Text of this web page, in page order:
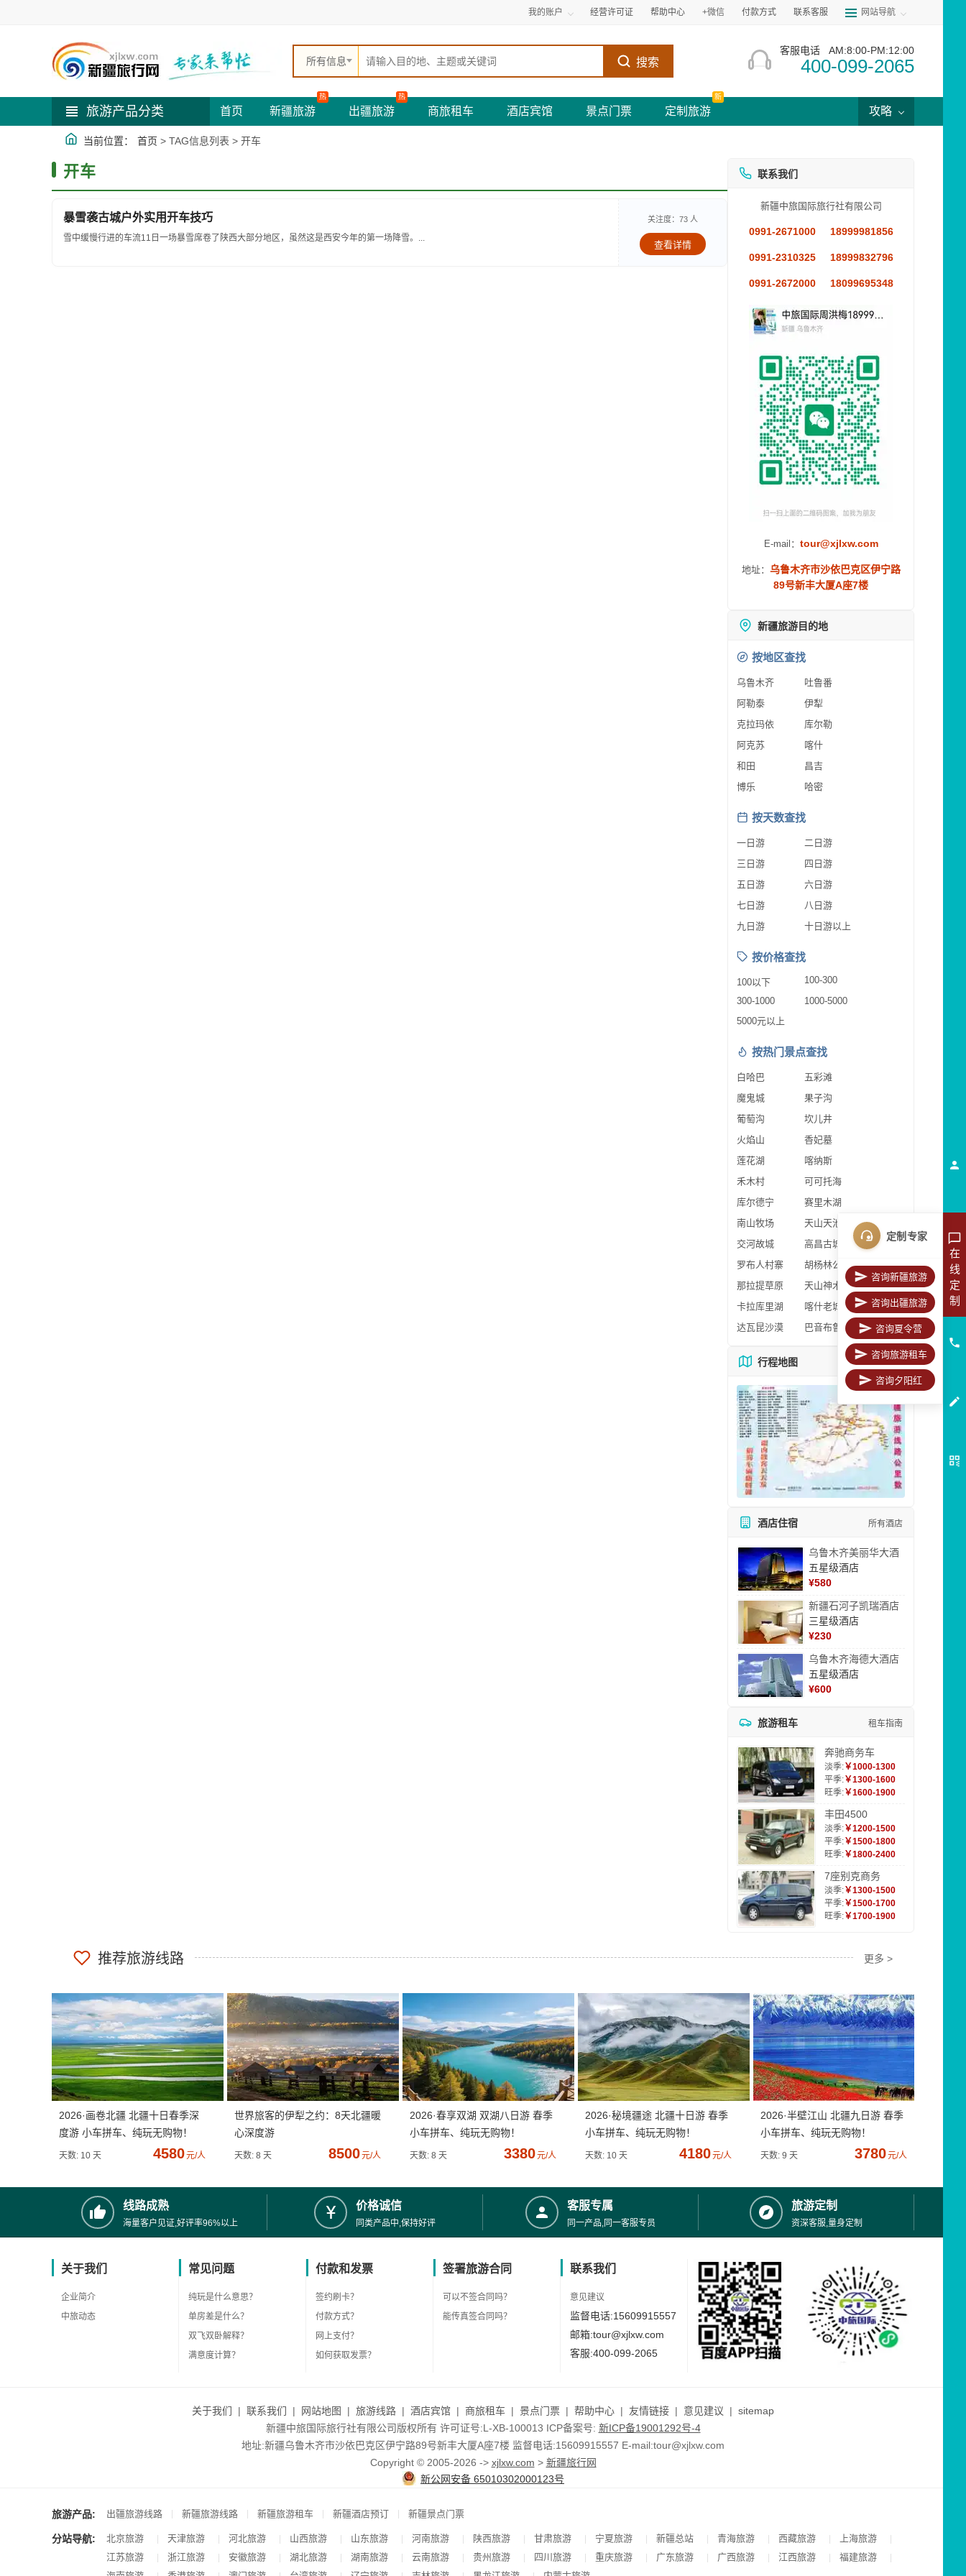
我的账户 经营许可证 帮助中心 +微信 付款方式 联系客服 网站导航
所有信息 搜索
客服电话 AM:8:00-PM:12:00
400-099-2065
旅游产品分类 首页 新疆旅游
热
出疆旅游
热
商旅租车 酒店宾馆 景点门票 定制旅游
新
攻略
当前位置： 首页 > TAG信息列表 > 开车
开车
暴雪袭古城户外实用开车技巧
雪中缓慢行进的车流11日一场暴雪席卷了陕西大部分地区，虽然这是西安今年的第一场降雪。...
关注度：73 人
查看详情
联系我们
新疆中旅国际旅行社有限公司
0991-2671000 18999981856
0991-2310325 18999832796
0991-2672000 18099695348
E-mail： tour@xjlxw.com
地址： 乌鲁木齐市沙依巴克区伊宁路
89号新丰大厦A座7楼
新疆旅游目的地
按地区查找
乌鲁木齐
吐鲁番
阿勒泰
伊犁
克拉玛依
库尔勒
阿克苏
喀什
和田
昌吉
博乐
哈密
按天数查找
一日游
二日游
三日游
四日游
五日游
六日游
七日游
八日游
九日游
十日游以上
按价格查找
100以下
100-300
300-1000
1000-5000
5000元以上
按热门景点查找
白哈巴
五彩滩
魔鬼城
果子沟
葡萄沟
坎儿井
火焰山
香妃墓
莲花湖
喀纳斯
禾木村
可可托海
库尔德宁
赛里木湖
南山牧场
天山天池
交河故城
高昌古城
罗布人村寨
胡杨林公园
那拉提草原
天山神木园
卡拉库里湖
喀什老城区
达瓦昆沙漠
巴音布鲁克
行程地图 更多地图
酒店住宿 所有酒店
乌鲁木齐美丽华大酒
五星级酒店
¥580
新疆石河子凯瑞酒店
三星级酒店
¥230
乌鲁木齐海德大酒店
五星级酒店
¥600
旅游租车 租车指南
奔驰商务车
淡季:￥1000-1300
平季:￥1300-1600
旺季:￥1600-1900
丰田4500
淡季:￥1200-1500
平季:￥1500-1800
旺季:￥1800-2400
7座别克商务
淡季:￥1300-1500
平季:￥1500-1700
旺季:￥1700-1900
推荐旅游线路 更多 >
2026·画卷北疆 北疆十日春季深
度游 小车拼车、纯玩无购物！
天数: 10 天 4580元/人
世界旅客的伊犁之约：8天北疆暖
心深度游
天数: 8 天 8500元/人
2026·春享双湖 双湖八日游 春季
小车拼车、纯玩无购物！
天数: 8 天 3380元/人
2026·秘境疆途 北疆十日游 春季
小车拼车、纯玩无购物！
天数: 10 天 4180元/人
2026·半壁江山 北疆九日游 春季
小车拼车、纯玩无购物！
天数: 9 天 3780元/人
线路成熟
海量客户见证,好评率96%以上
价格诚信
同类产品中,保持好评
客服专属
同一产品,同一客服专员
旅游定制
资深客服,量身定制
关于我们
企业简介
中旅动态
常见问题
纯玩是什么意思？
单房差是什么？
双飞双卧解释？
满意度计算？
付款和发票
签约刷卡？
付款方式？
网上支付？
如何获取发票？
签署旅游合同
可以不签合同吗？
能传真签合同吗？
联系我们
意见建议
监督电话:15609915557
邮箱:tour@xjlxw.com
客服:400-099-2065
关于我们 | 联系我们 | 网站地图 | 旅游线路 | 酒店宾馆 | 商旅租车 | 景点门票 | 帮助中心 | 友情链接 | 意见建议 | sitemap
新疆中旅国际旅行社有限公司版权所有 许可证号:L-XB-100013 ICP备案号: 新ICP备19001292号-4
地址:新疆乌鲁木齐市沙依巴克区伊宁路89号新丰大厦A座7楼 监督电话:15609915557 E-mail:tour@xjlxw.com
Copyright © 2005-2026 -> xjlxw.com > 新疆旅行网
新公网安备 65010302000123号
旅游产品: 出疆旅游线路 | 新疆旅游线路 | 新疆旅游租车 | 新疆酒店预订 | 新疆景点门票
分站导航: 北京旅游 | 天津旅游 | 河北旅游 | 山西旅游 | 山东旅游 | 河南旅游 | 陕西旅游 | 甘肃旅游 | 宁夏旅游 | 新疆总站 | 青海旅游 | 西藏旅游 | 上海旅游 |
江苏旅游 | 浙江旅游 | 安徽旅游 | 湖北旅游 | 湖南旅游 | 云南旅游 | 贵州旅游 | 四川旅游 | 重庆旅游 | 广东旅游 | 广西旅游 | 江西旅游 | 福建旅游 |
在
线
定
制
定制专家
咨询新疆旅游
咨询出疆旅游
咨询夏令营
咨询旅游租车
咨询夕阳红